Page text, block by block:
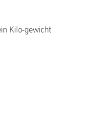
Kilo-gewicht